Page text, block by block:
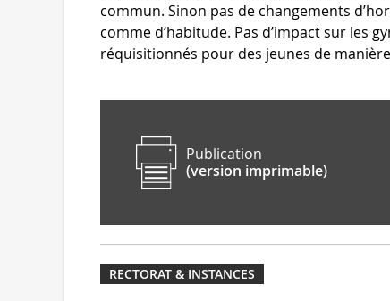
commun. Sinon pas de changements
comme d’habitude. Pas d’impact sur les
réquisitionnés pour des jeunes de
Publication
(version imprimable)
RECTORAT & INSTANCES